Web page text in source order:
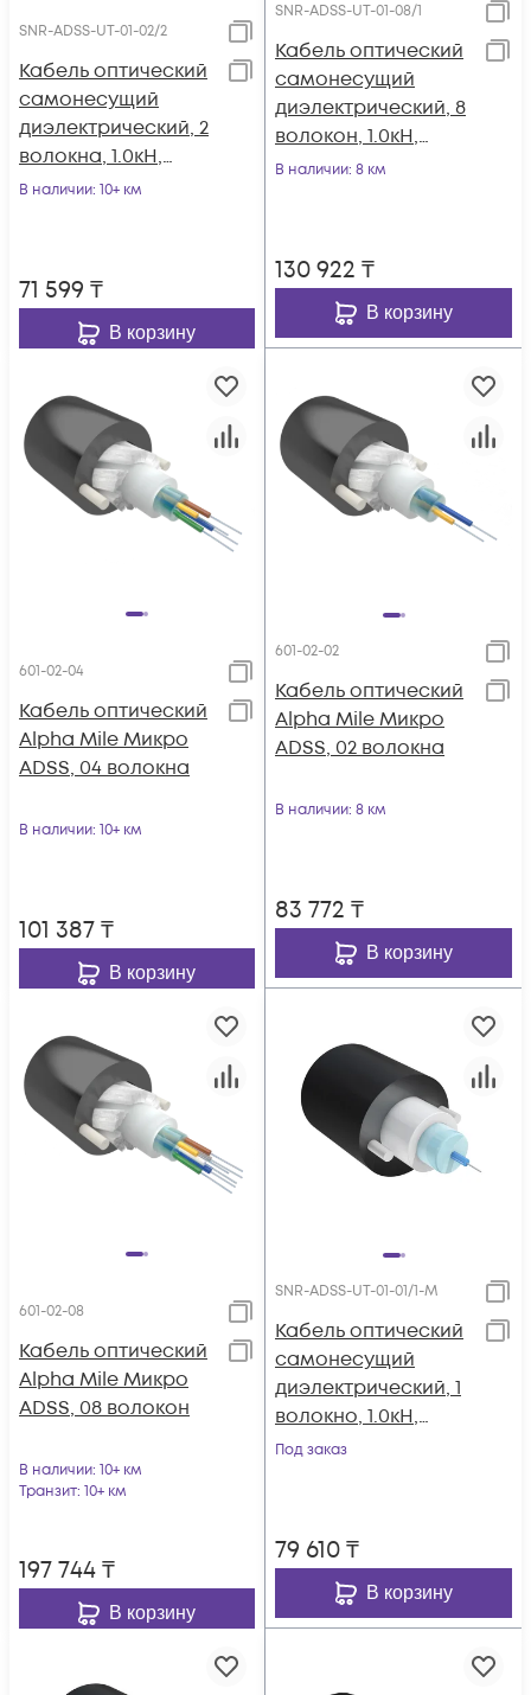
SNR-ADSS-UT-01-02/2
Кабель оптический
самонесущий
диэлектрический, 2
волокна, 1.0кН,
5.0мм, катушка 2км.
В наличии: 10+ км
71 599 ₸
В корзину
SNR-ADSS-UT-01-08/1
Кабель оптический
самонесущий
диэлектрический, 8
волокон, 1.0кН,
5.0мм, катушка 1км.
В наличии: 8 км
130 922 ₸
В корзину
601-02-04
Кабель оптический
Alpha Mile Микро
ADSS, 04 волокна
В наличии: 10+ км
101 387₸
В корзину
601-02-02
Кабель оптический
Alpha Mile Микро
ADSS, 02 волокна
В наличии: 8 км
83 772 ₸
В корзину
601-02-08
Кабель оптический
Alpha Mile Микро
ADSS, 08 волокон
В наличии: 10+ км
Транзит: 10+ км
197 744₸
В корзину
SNR-ADSS-UT-01-01/1-M
Кабель оптический
самонесущий
диэлектрический, 1
волокно, 1.0кН,
катушка 1км.
Под заказ
79 610₸
В корзину